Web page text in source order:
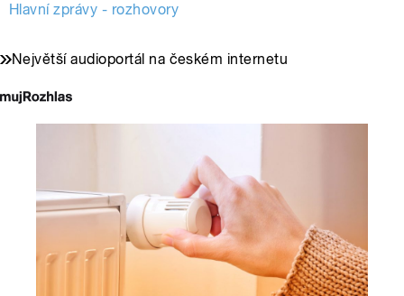
Hlavní zprávy - rozhovory
Největší audioportál na českém internetu